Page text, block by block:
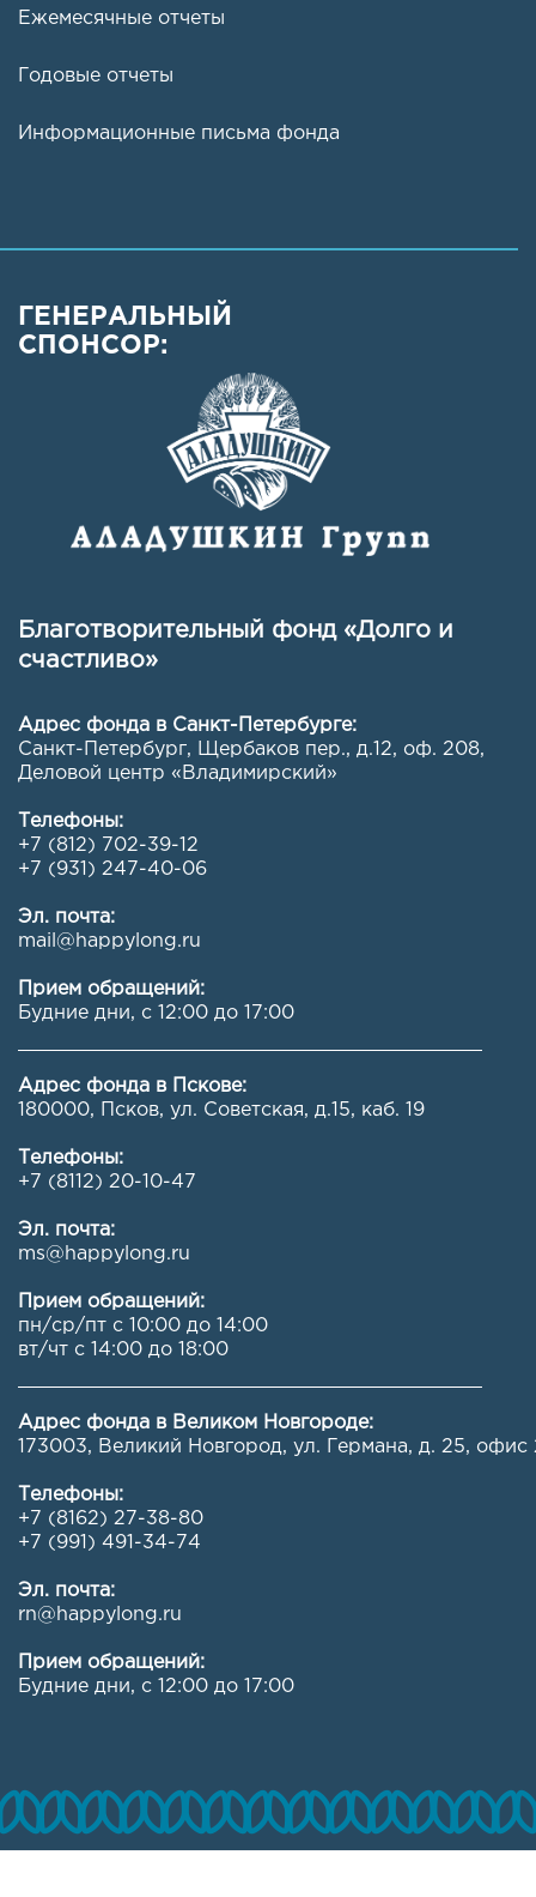
Ежемесячные отчеты
Годовые отчеты
Информационные письма фонда
ГЕНЕРАЛЬНЫЙ
СПОНСОР:
Благотворительный фонд «Долго и
счастливо»
Адрес фонда в Санкт-Петербурге:
Санкт-Петербург, Щербаков пер., д.12, оф. 208,
Деловой центр «Владимирский»
Телефоны:
+7 (812) 702-39-12
+7 (931) 247-40-06
Эл. почта:
mail@happylong.ru
Прием обращений:
Будние дни, с 12:00 до 17:00
Адрес фонда в Пскове:
180000, Псков, ул. Советская, д.15, каб. 19
Телефоны:
+7 (8112) 20-10-47
Эл. почта:
ms@happylong.ru
Прием обращений:
пн/ср/пт с 10:00 до 14:00
вт/чт с 14:00 до 18:00
Адрес фонда в Великом Новгороде:
173003, Великий Новгород, ул. Германа, д. 25, офис
Телефоны:
+7 (8162) 27-38-80
+7 (991) 491-34-74
Эл. почта:
rn@happylong.ru
Прием обращений:
Будние дни, с 12:00 до 17:00